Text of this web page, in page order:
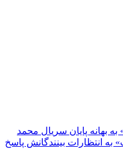
بهانه پایان سریال محمد
انتظارات بینندگانش پاسخ